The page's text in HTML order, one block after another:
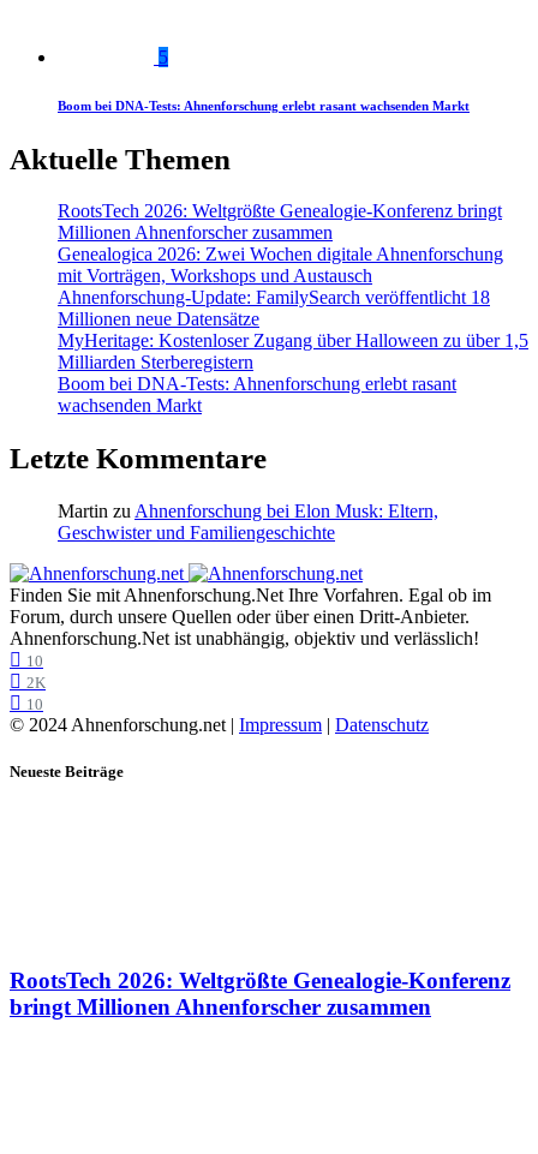
5
Boom bei DNA-Tests: Ahnenforschung erlebt rasant wachsenden Markt
Aktuelle Themen
RootsTech 2026: Weltgrößte Genealogie-Konferenz bringt
Millionen Ahnenforscher zusammen
Genealogica 2026: Zwei Wochen digitale Ahnenforschung
mit Vorträgen, Workshops und Austausch
Ahnenforschung-Update: FamilySearch veröffentlicht 18
Millionen neue Datensätze
MyHeritage: Kostenloser Zugang über Halloween zu über 1,5
Milliarden Sterberegistern
Boom bei DNA-Tests: Ahnenforschung erlebt rasant
wachsenden Markt
Letzte Kommentare
Martin zu Ahnenforschung bei Elon Musk: Eltern,
Geschwister und Familiengeschichte
Finden Sie mit Ahnenforschung.Net Ihre Vorfahren. Egal ob im
Forum, durch unsere Quellen oder über einen Dritt-Anbieter.
Ahnenforschung.Net ist unabhängig, objektiv und verlässlich!
10
2K
10
© 2024 Ahnenforschung.net | Impressum | Datenschutz
Neueste Beiträge
RootsTech 2026: Weltgrößte Genealogie-Konferenz
bringt Millionen Ahnenforscher zusammen